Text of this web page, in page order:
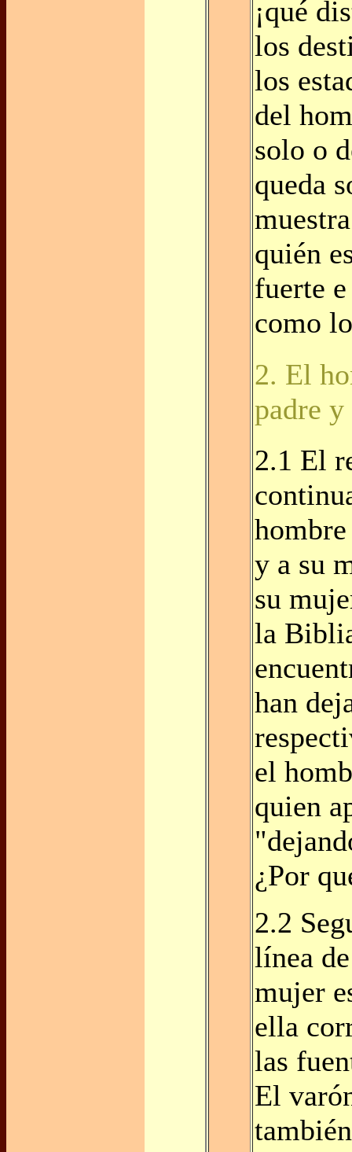
¡qué
los
los
del
solo o
queda
quién
fuerte
como
2. El
padre y
2.1 El
y a su
su
la
han
el
quien
¿Por
2.2
línea
mujer
ella
las
El